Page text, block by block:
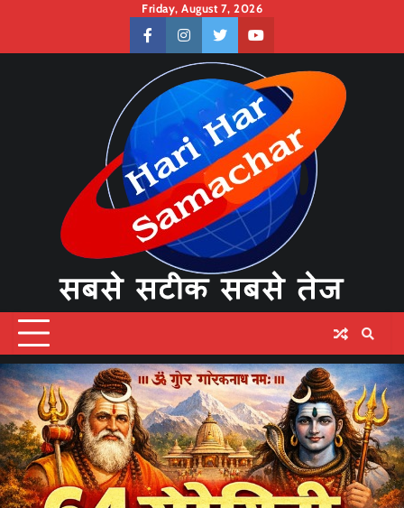
content
Friday, August 7, 2026
facebookinstagramtwitteryoutube